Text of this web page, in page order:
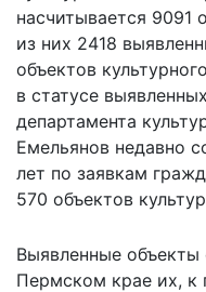
насчитывается 9091
из них 2418
объектов
в статусе
департамента
Емельянов недавно
лет по заявкам
570 объектов
Выявленные объекты
Пермском крае их, к